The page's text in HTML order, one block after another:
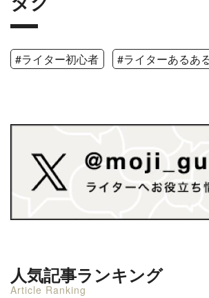
#ライター初心者 #ライターあるあ
人気記事ランキング
Article Ranking